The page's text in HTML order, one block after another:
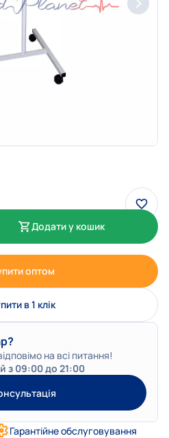
Додати у кошик
оптом
в 1 клік
на всі питання!
з 09:00 до 21:00
Гарантійне обслуговування